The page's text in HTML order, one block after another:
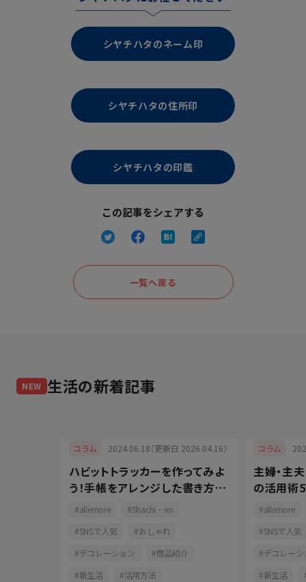
シヤチハタのネーム印
シヤチハタの住所印
シヤチハタの印鑑
この記事をシェアする
一覧へ戻る
NEW 生活の新着記事
コラム 2024.06.18（更新日 2026.04.16）
ハビットトラッカーを作ってみよ
う！手帳をアレンジした書き方と
長続きの秘訣
allemore
Shachi・iro
SNSで人気
おしゃれ
デコレーション
商品紹介
新生活
活用方法
コラム
主婦・主
の活用術
コツをご
allemore
SNSで人気
デコレーシ
新生活